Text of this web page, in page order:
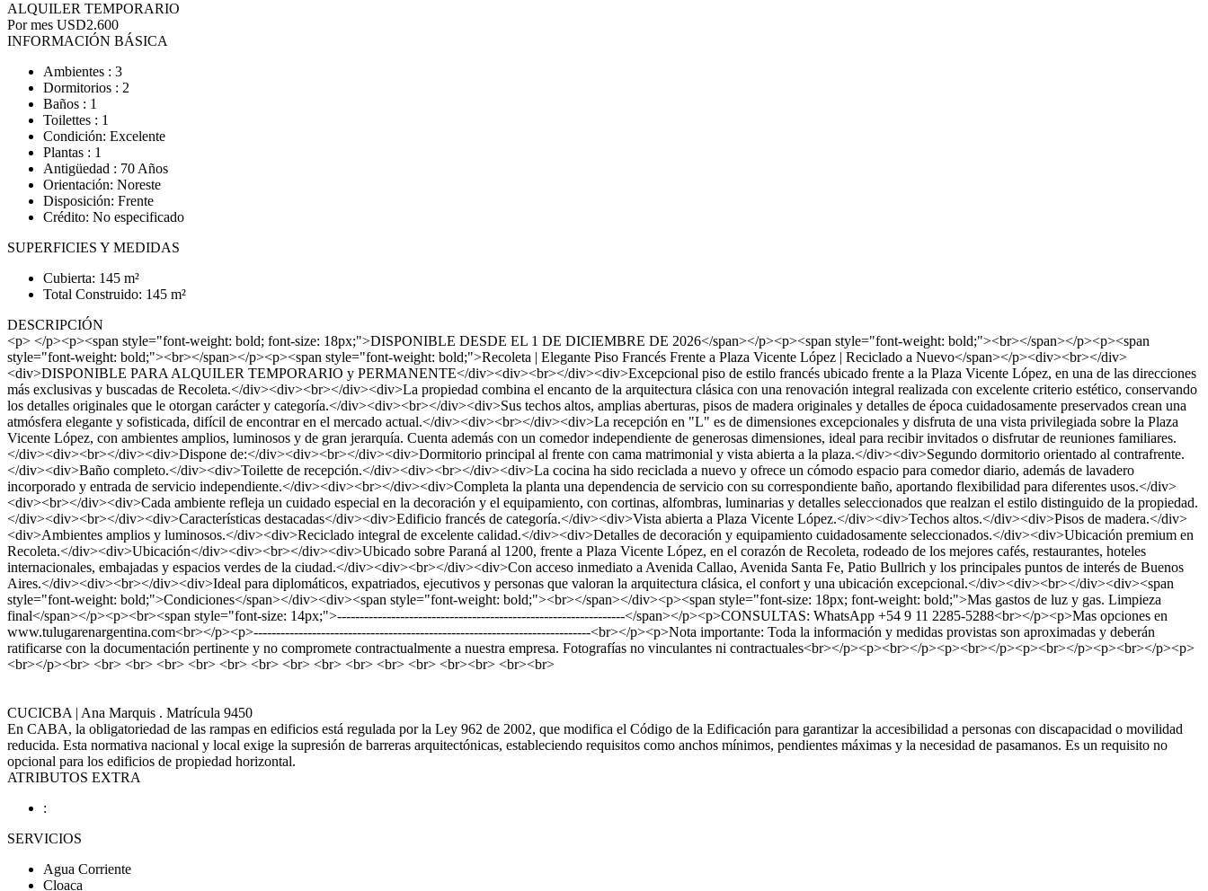
ALQUILER TEMPORARIO
Por mes USD2.600
INFORMACIÓN BÁSICA
Ambientes : 3
Dormitorios : 2
Baños : 1
Toilettes : 1
Condición: Excelente
Plantas : 1
Antigüedad : 70 Años
Orientación: Noreste
Disposición: Frente
Crédito: No especificado
SUPERFICIES Y MEDIDAS
Cubierta: 145 m²
Total Construido: 145 m²
DESCRIPCIÓN
<p> </p><p><span style="font-weight: bold; font-size: 18px;">DISPONIBLE DESDE EL 1 DE DICIEMBRE DE 2026</span></p><p><span style="font-weight: bold;"><br></span></p><p><span
style="font-weight: bold;"><br></span></p><p><span style="font-weight: bold;">Recoleta | Elegante Piso Francés Frente a Plaza Vicente López | Reciclado a Nuevo</span></p><div><br></div>
<div>DISPONIBLE PARA ALQUILER TEMPORARIO y PERMANENTE</div><div><br></div><div>Excepcional piso de estilo francés ubicado frente a la Plaza Vicente López, en una de las direcciones
más exclusivas y buscadas de Recoleta.</div><div><br></div><div>La propiedad combina el encanto de la arquitectura clásica con una renovación integral realizada con excelente criterio estético, conservando
los detalles originales que le otorgan carácter y categoría.</div><div><br></div><div>Sus techos altos, amplias aberturas, pisos de madera originales y detalles de época cuidadosamente preservados crean una
atmósfera elegante y sofisticada, difícil de encontrar en el mercado actual.</div><div><br></div><div>La recepción en "L" es de dimensiones excepcionales y disfruta de una vista privilegiada sobre la Plaza
Vicente López, con ambientes amplios, luminosos y de gran jerarquía. Cuenta además con un comedor independiente de generosas dimensiones, ideal para recibir invitados o disfrutar de reuniones familiares.
</div><div><br></div><div>Dispone de:</div><div><br></div><div>Dormitorio principal al frente con cama matrimonial y vista abierta a la plaza.</div><div>Segundo dormitorio orientado al contrafrente.
</div><div>Baño completo.</div><div>Toilette de recepción.</div><div><br></div><div>La cocina ha sido reciclada a nuevo y ofrece un cómodo espacio para comedor diario, además de lavadero
incorporado y entrada de servicio independiente.</div><div><br></div><div>Completa la planta una dependencia de servicio con su correspondiente baño, aportando flexibilidad para diferentes usos.</div>
<div><br></div><div>Cada ambiente refleja un cuidado especial en la decoración y el equipamiento, con cortinas, alfombras, luminarias y detalles seleccionados que realzan el estilo distinguido de la propiedad.
</div><div><br></div><div>Características destacadas</div><div>Edificio francés de categoría.</div><div>Vista abierta a Plaza Vicente López.</div><div>Techos altos.</div><div>Pisos de madera.</div>
<div>Ambientes amplios y luminosos.</div><div>Reciclado integral de excelente calidad.</div><div>Detalles de decoración y equipamiento cuidadosamente seleccionados.</div><div>Ubicación premium en
Recoleta.</div><div>Ubicación</div><div><br></div><div>Ubicado sobre Paraná al 1200, frente a Plaza Vicente López, en el corazón de Recoleta, rodeado de los mejores cafés, restaurantes, hoteles
internacionales, embajadas y espacios verdes de la ciudad.</div><div><br></div><div>Con acceso inmediato a Avenida Callao, Avenida Santa Fe, Patio Bullrich y los principales puntos de interés de Buenos
Aires.</div><div><br></div><div>Ideal para diplomáticos, expatriados, ejecutivos y personas que valoran la arquitectura clásica, el confort y una ubicación excepcional.</div><div><br></div><div><span
style="font-weight: bold;">Condiciones</span></div><div><span style="font-weight: bold;"><br></span></div><p><span style="font-size: 18px; font-weight: bold;">Mas gastos de luz y gas. Limpieza
final</span></p><p><br><span style="font-size: 14px;">----------------------------------------------------------------</span></p><p>CONSULTAS: WhatsApp +54 9 11 2285-5288<br></p><p>Mas opciones en
www.tulugarenargentina.com<br></p><p>---------------------------------------------------------------------------<br></p><p>Nota importante: Toda la información y medidas provistas son aproximadas y deberán
ratificarse con la documentación pertinente y no compromete contractualmente a nuestra empresa. Fotografías no vinculantes ni contractuales<br></p><p><br></p><p><br></p><p><br></p><p><br></p><p>
<br></p><br> <br> <br> <br> <br> <br> <br> <br> <br> <br> <br> <br> <br><br> <br><br>
CUCICBA | Ana Marquis . Matrícula 9450
En CABA, la obligatoriedad de las rampas en edificios está regulada por la Ley 962 de 2002, que modifica el Código de la Edificación para garantizar la accesibilidad a personas con discapacidad o movilidad
reducida. Esta normativa nacional y local exige la supresión de barreras arquitectónicas, estableciendo requisitos como anchos mínimos, pendientes máximas y la necesidad de pasamanos. Es un requisito no
opcional para los edificios de propiedad horizontal.
ATRIBUTOS EXTRA
:
SERVICIOS
Agua Corriente
Cloaca